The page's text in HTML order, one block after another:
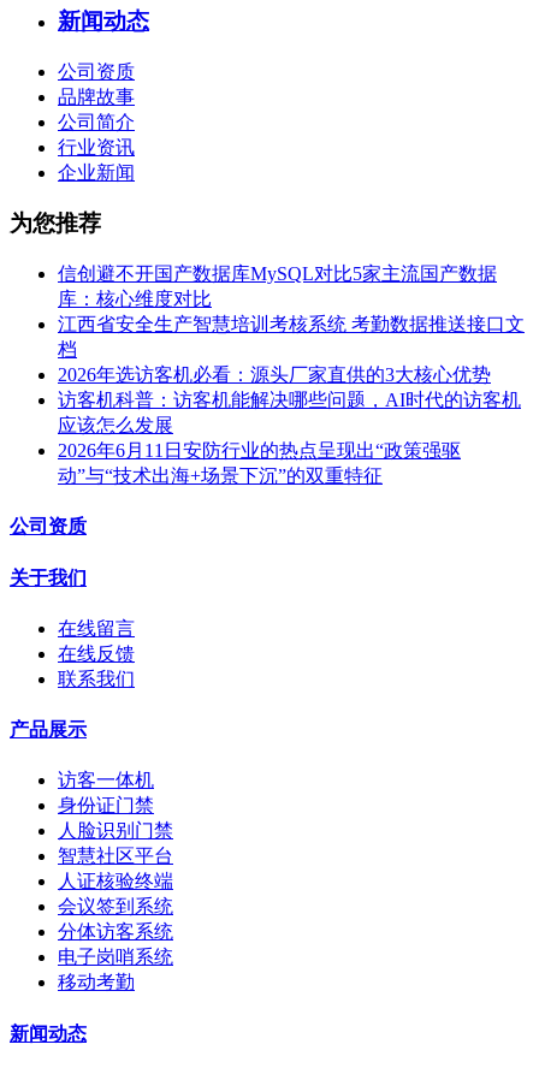
新闻动态
公司资质
品牌故事
公司简介
行业资讯
企业新闻
为您推荐
信创避不开国产数据库MySQL对比5家主流国产数据
库：核心维度对比
江西省安全生产智慧培训考核系统 考勤数据推送接口文
档
2026年选访客机必看：源头厂家直供的3大核心优势
访客机科普：访客机能解决哪些问题，AI时代的访客机
应该怎么发展
2026年6月11日安防行业的热点呈现出“政策强驱
动”与“技术出海+场景下沉”的双重特征
公司资质
关于我们
在线留言
在线反馈
联系我们
产品展示
访客一体机
身份证门禁
人脸识别门禁
智慧社区平台
人证核验终端
会议签到系统
分体访客系统
电子岗哨系统
移动考勤
新闻动态